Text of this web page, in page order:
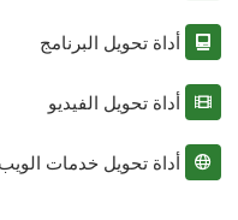
أداة تحويل البرنامج
أداة تحويل الفيديو
أداة تحويل خدمات الويب